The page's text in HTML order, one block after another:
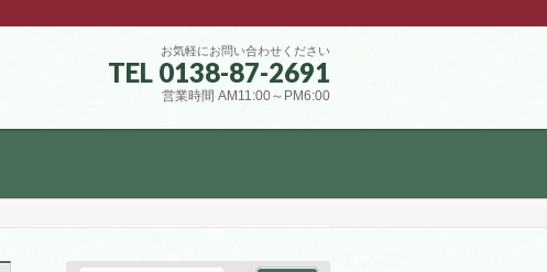
お気軽にお問い合わせください
TEL 0138-87-2691
営業時間 AM11:00～PM6:00